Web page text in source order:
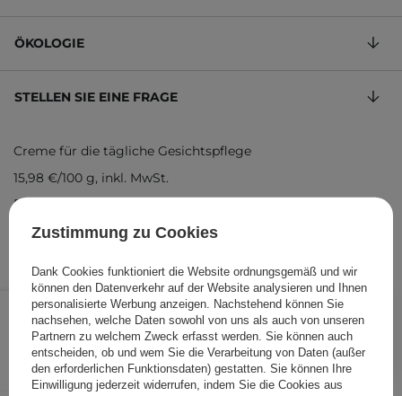
7,99 € /Stk.
IN DEN WARENKORB
ÖKOLOGIE
STELLEN SIE EINE FRAGE
Creme für die tägliche Gesichtspflege
15,98 €/100 g, inkl. MwSt.
Produktcode: 24293
Folgende Produkte wurden von
Zustimmung zu Cookies
Dank Cookies funktioniert die Website ordnungsgemäß und wir
können den Datenverkehr auf der Website analysieren und Ihnen
personalisierte Werbung anzeigen. Nachstehend können Sie
nachsehen, welche Daten sowohl von uns als auch von unseren
Partnern zu welchem Zweck erfasst werden. Sie können auch
entscheiden, ob und wem Sie die Verarbeitung von Daten (außer
den erforderlichen Funktionsdaten) gestatten. Sie können Ihre
Einwilligung jederzeit widerrufen, indem Sie die Cookies aus